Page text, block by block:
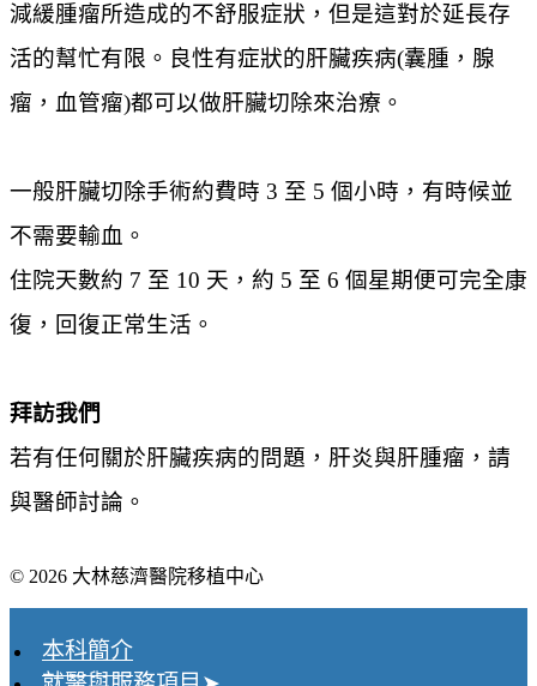
減緩腫瘤所造成的不舒服症狀，但是這對於延長存
活的幫忙有限。良性有症狀的肝臟疾病(囊腫，腺
瘤，血管瘤)都可以做肝臟切除來治療。
一般肝臟切除手術約費時 3 至 5 個小時，有時候並
不需要輸血。
住院天數約 7 至 10 天，約 5 至 6 個星期便可完全康
復，回復正常生活。
拜訪我們
若有任何關於肝臟疾病的問題，肝炎與肝腫瘤，請
與醫師討論。
© 2026 大林慈濟醫院移植中心
本科簡介